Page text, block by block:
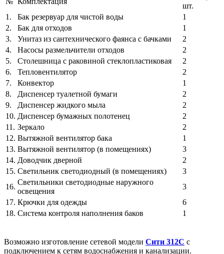
шт.
1.
Бак резервуар для чистой воды
1
2.
Бак для отходов
1
3.
Унитаз из сантехнического фаянса с бачками
2
4.
Насосы размельчители отходов
2
5.
Столешница с раковиной стеклопластиковая
2
6.
Тепловентилятор
2
7.
Конвектор
1
8.
Диспенсер туалетной бумаги
2
9.
Диспенсер жидкого мыла
2
10. Диспенсер бумажных полотенец
2
11. Зеркало
2
12. Вытяжной вентилятор бака
1
13. Вытяжной вентилятор (в помещениях)
3
14. Доводчик дверной
2
15. Светильник светодиодный (в помещениях)
3
16.
Светильники светодиодные наружного
освещения
3
17. Крючки для одежды
6
18. Система контроля наполнения баков 1
Возможно изготовление сетевой модели Сити 312С с
подключением к сетям водоснабжения и канализации.